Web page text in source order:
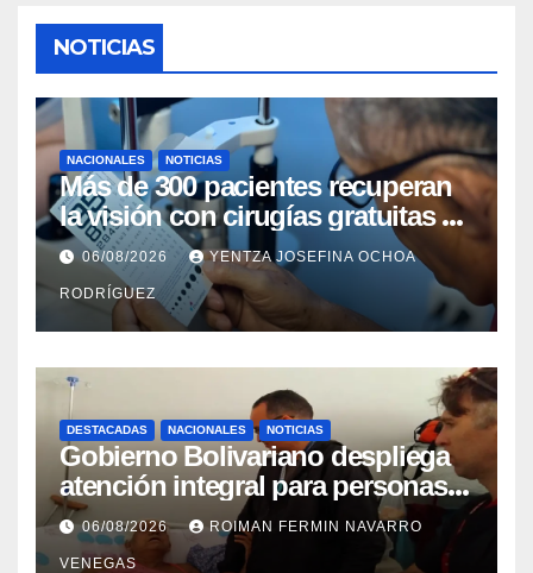
NOTICIAS
NACIONALES NOTICIAS
Más de 300 pacientes recuperan
la visión con cirugías gratuitas de
cataratas en Zulia
06/08/2026 YENTZA JOSEFINA OCHOA
RODRÍGUEZ
DESTACADAS NACIONALES NOTICIAS
Gobierno Bolivariano despliega
atención integral para personas
con discapacidad en
campamentos de La Guaira
06/08/2026 ROIMAN FERMIN NAVARRO
VENEGAS